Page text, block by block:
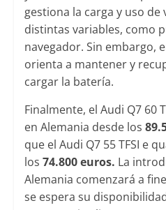
gestiona la carga y uso
distintas variables, como
navegador. Sin embargo,
orienta a mantener y
cargar la batería.
Finalmente, el Audi Q7 60
en Alemania desde los
que el Audi Q7 55 TFSI e
los 74.800 euros. La
Alemania comenzará a
se espera su